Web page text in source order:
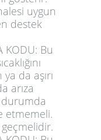
uygun
destek
KODU: Bu
da aşırı
arıza
etmemeli.